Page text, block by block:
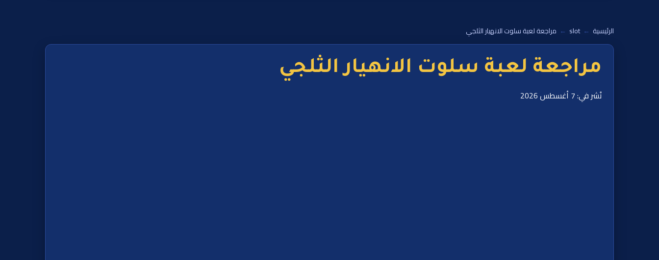
الرئيسية ←
slot
← مراجعة لعبة سلوت الانهيار الثلجي
مراجعة لعبة سلوت الانهيار الثلجي
نُشر في: 7 أغسطس 2026